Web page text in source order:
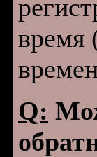
время
Q: